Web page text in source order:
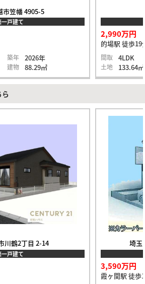
市笠幡 4905-5
戸建て
築年 2026年
建物 88.29㎡
2,990万円
的場駅 徒歩19
間取 4LDK
土地 133.64㎡
川鶴2丁目 2-14
戸建て
埼玉
3,590万円
霞ヶ関駅 徒歩